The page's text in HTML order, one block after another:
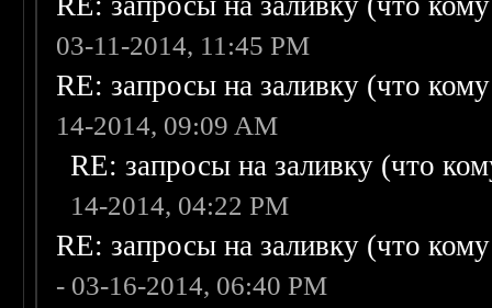
03-11-2014, 11:45 PM
RE: запросы на заливку (что
14-2014, 09:09 AM
RE: запросы на заливку (что
14-2014, 04:22 PM
RE: запросы на заливку (что
- 03-16-2014, 06:40 PM